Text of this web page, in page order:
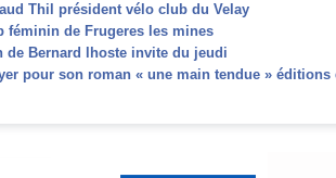
Thil président vélo club du Velay
féminin de Frugeres les mines
de Bernard lhoste invite du jeudi
pour son roman « une main tendue » éditions